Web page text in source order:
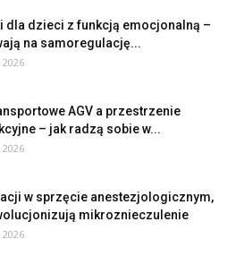
dla dzieci z funkcją emocjonalną –
na samoregulację...
AGV a przestrzenie
– jak radzą sobie w...
w sprzęcie anestezjologicznym,
mikroznieczulenie